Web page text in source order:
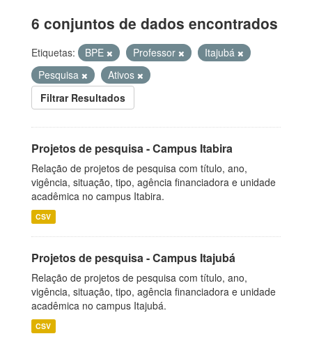
6 conjuntos de dados encontrados
Etiquetas: BPE Professor
Itajubá
Pesquisa
Ativos
Filtrar Resultados
Projetos de pesquisa - Campus Itabira
Relação de projetos de pesquisa com título, ano,
vigência, situação, tipo, agência financiadora e unidade
acadêmica no campus Itabira.
CSV
Projetos de pesquisa - Campus Itajubá
Relação de projetos de pesquisa com título, ano,
vigência, situação, tipo, agência financiadora e unidade
acadêmica no campus Itajubá.
CSV